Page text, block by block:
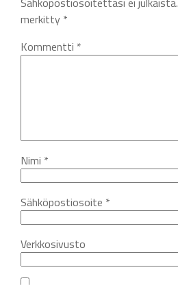
merkitty *
Kommentti *
Nimi *
Sähköpostiosoite *
Verkkosivusto